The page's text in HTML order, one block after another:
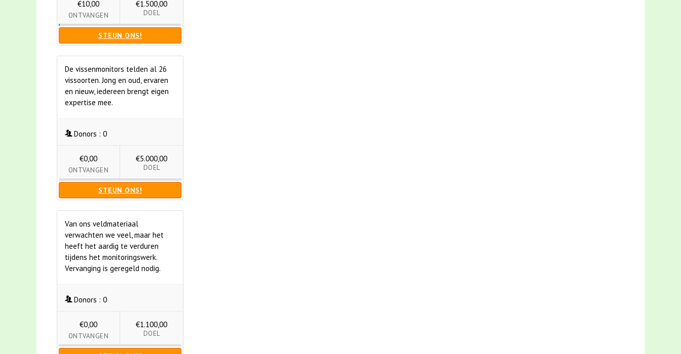
€10,00
ONTVANGEN
€1.500,00
DOEL
STEUN ONS!
De vissenmonitors telden al 26
vissoorten. Jong en oud, ervaren
en nieuw, iedereen brengt eigen
expertise mee.
Donors : 0
€0,00
ONTVANGEN
€5.000,00
DOEL
STEUN ONS!
Van ons veldmateriaal
verwachten we veel, maar het
heeft het aardig te verduren
tijdens het monitoringswerk.
Vervanging is geregeld nodig.
Donors : 0
€0,00
ONTVANGEN
€1.100,00
DOEL